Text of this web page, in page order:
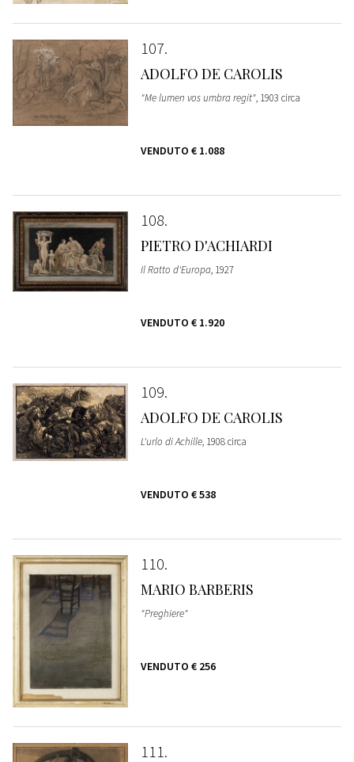
107
ADOLFO DE CAROLIS
"Me lumen vos umbra regit", 1903 circa
VENDUTO € 1.088
108
PIETRO D'ACHIARDI
Il Ratto d'Europa, 1927
VENDUTO € 1.920
109
ADOLFO DE CAROLIS
L'urlo di Achille, 1908 circa
VENDUTO € 538
110
MARIO BARBERIS
"Preghiere"
VENDUTO € 256
111